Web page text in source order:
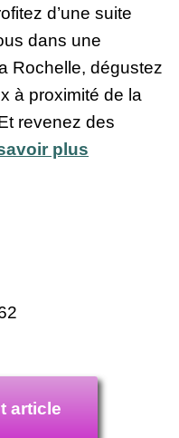
d’une suite
dans une
Rochelle, dégustez
à proximité de la
revenez des
plus
article